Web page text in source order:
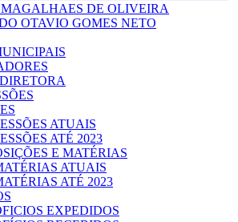
DE OLIVEIRA
OTAVIO GOMES NETO
ATUAIS
ATÉ 2023
E MATÉRIAS
ATUAIS
ATÉ 2023
EXPEDIDOS